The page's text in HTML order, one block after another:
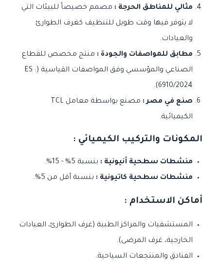
مثالي للمناطق الحرجة : مصمم خصيصاً للبيئات التي
لا يتوفر فيها وقت طويل للتنظيف كغرف الطوارئ
والعيادات.
مطابق للمواصفات والجودة : منتج مخصص للقطاع
الصناعي والمؤسسي وفق المواصفات القياسية (ES :
6910/2024).
صنع في مصر :
مصنع بواسطة معامل TCL
الكيميائية.
المكونات والتركيب الكيميائي :
منشطات سطحية أنيونية : بنسبة 5% - 15%.
منشطات سطحية كاتيونية : بنسبة أقل من 5%.
أماكن الاستخدام :
المستشفيات والمراكز الطبية (غرف الطوارئ، العيادات
الخارجية، غرف المرضى).
الفنادق والمنتجعات السياحية.